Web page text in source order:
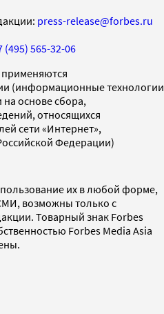
press-release@forbes.ru
(495) 565-32-06
(информационные технологии
основе сбора,
относящихся
сети «Интернет»,
Федерации)
их в любой форме,
возможны только с
Товарный знак Forbes
Forbes Media Asia